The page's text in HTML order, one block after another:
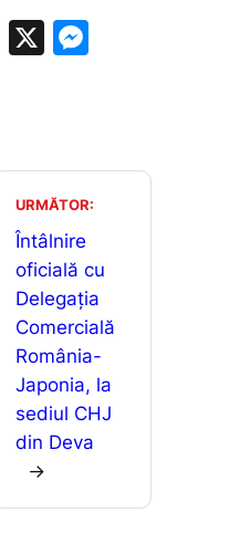
W
A
p
p
X
e
n
er
URMĂTOR:
Întâlnire
oficială cu
Delegația
Comercială
România-
Japonia, la
sediul CHJ
din Deva
→